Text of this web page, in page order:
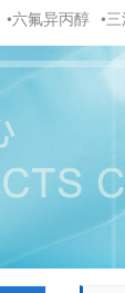
•六氟异丙醇 •